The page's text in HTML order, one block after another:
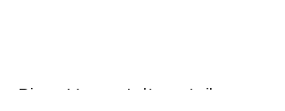
Diese Veranstaltung teilen